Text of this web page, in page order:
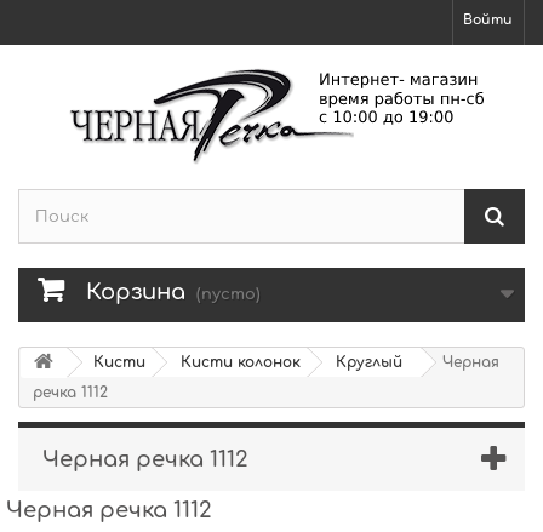
Войти
Корзина (пусто)
Кисти Кисти колонок Круглый
Черная
речка 1112
Черная речка 1112
Черная речка 1112